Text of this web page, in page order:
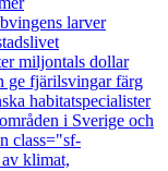
larver
miljontals dollar
ge fjärilsvingar färg
habitatspecialister
i Sverige och
class="sf-
klimat,